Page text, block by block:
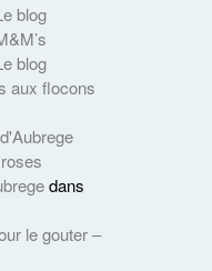
blog
blog
aux flocons
dans
le gouter –